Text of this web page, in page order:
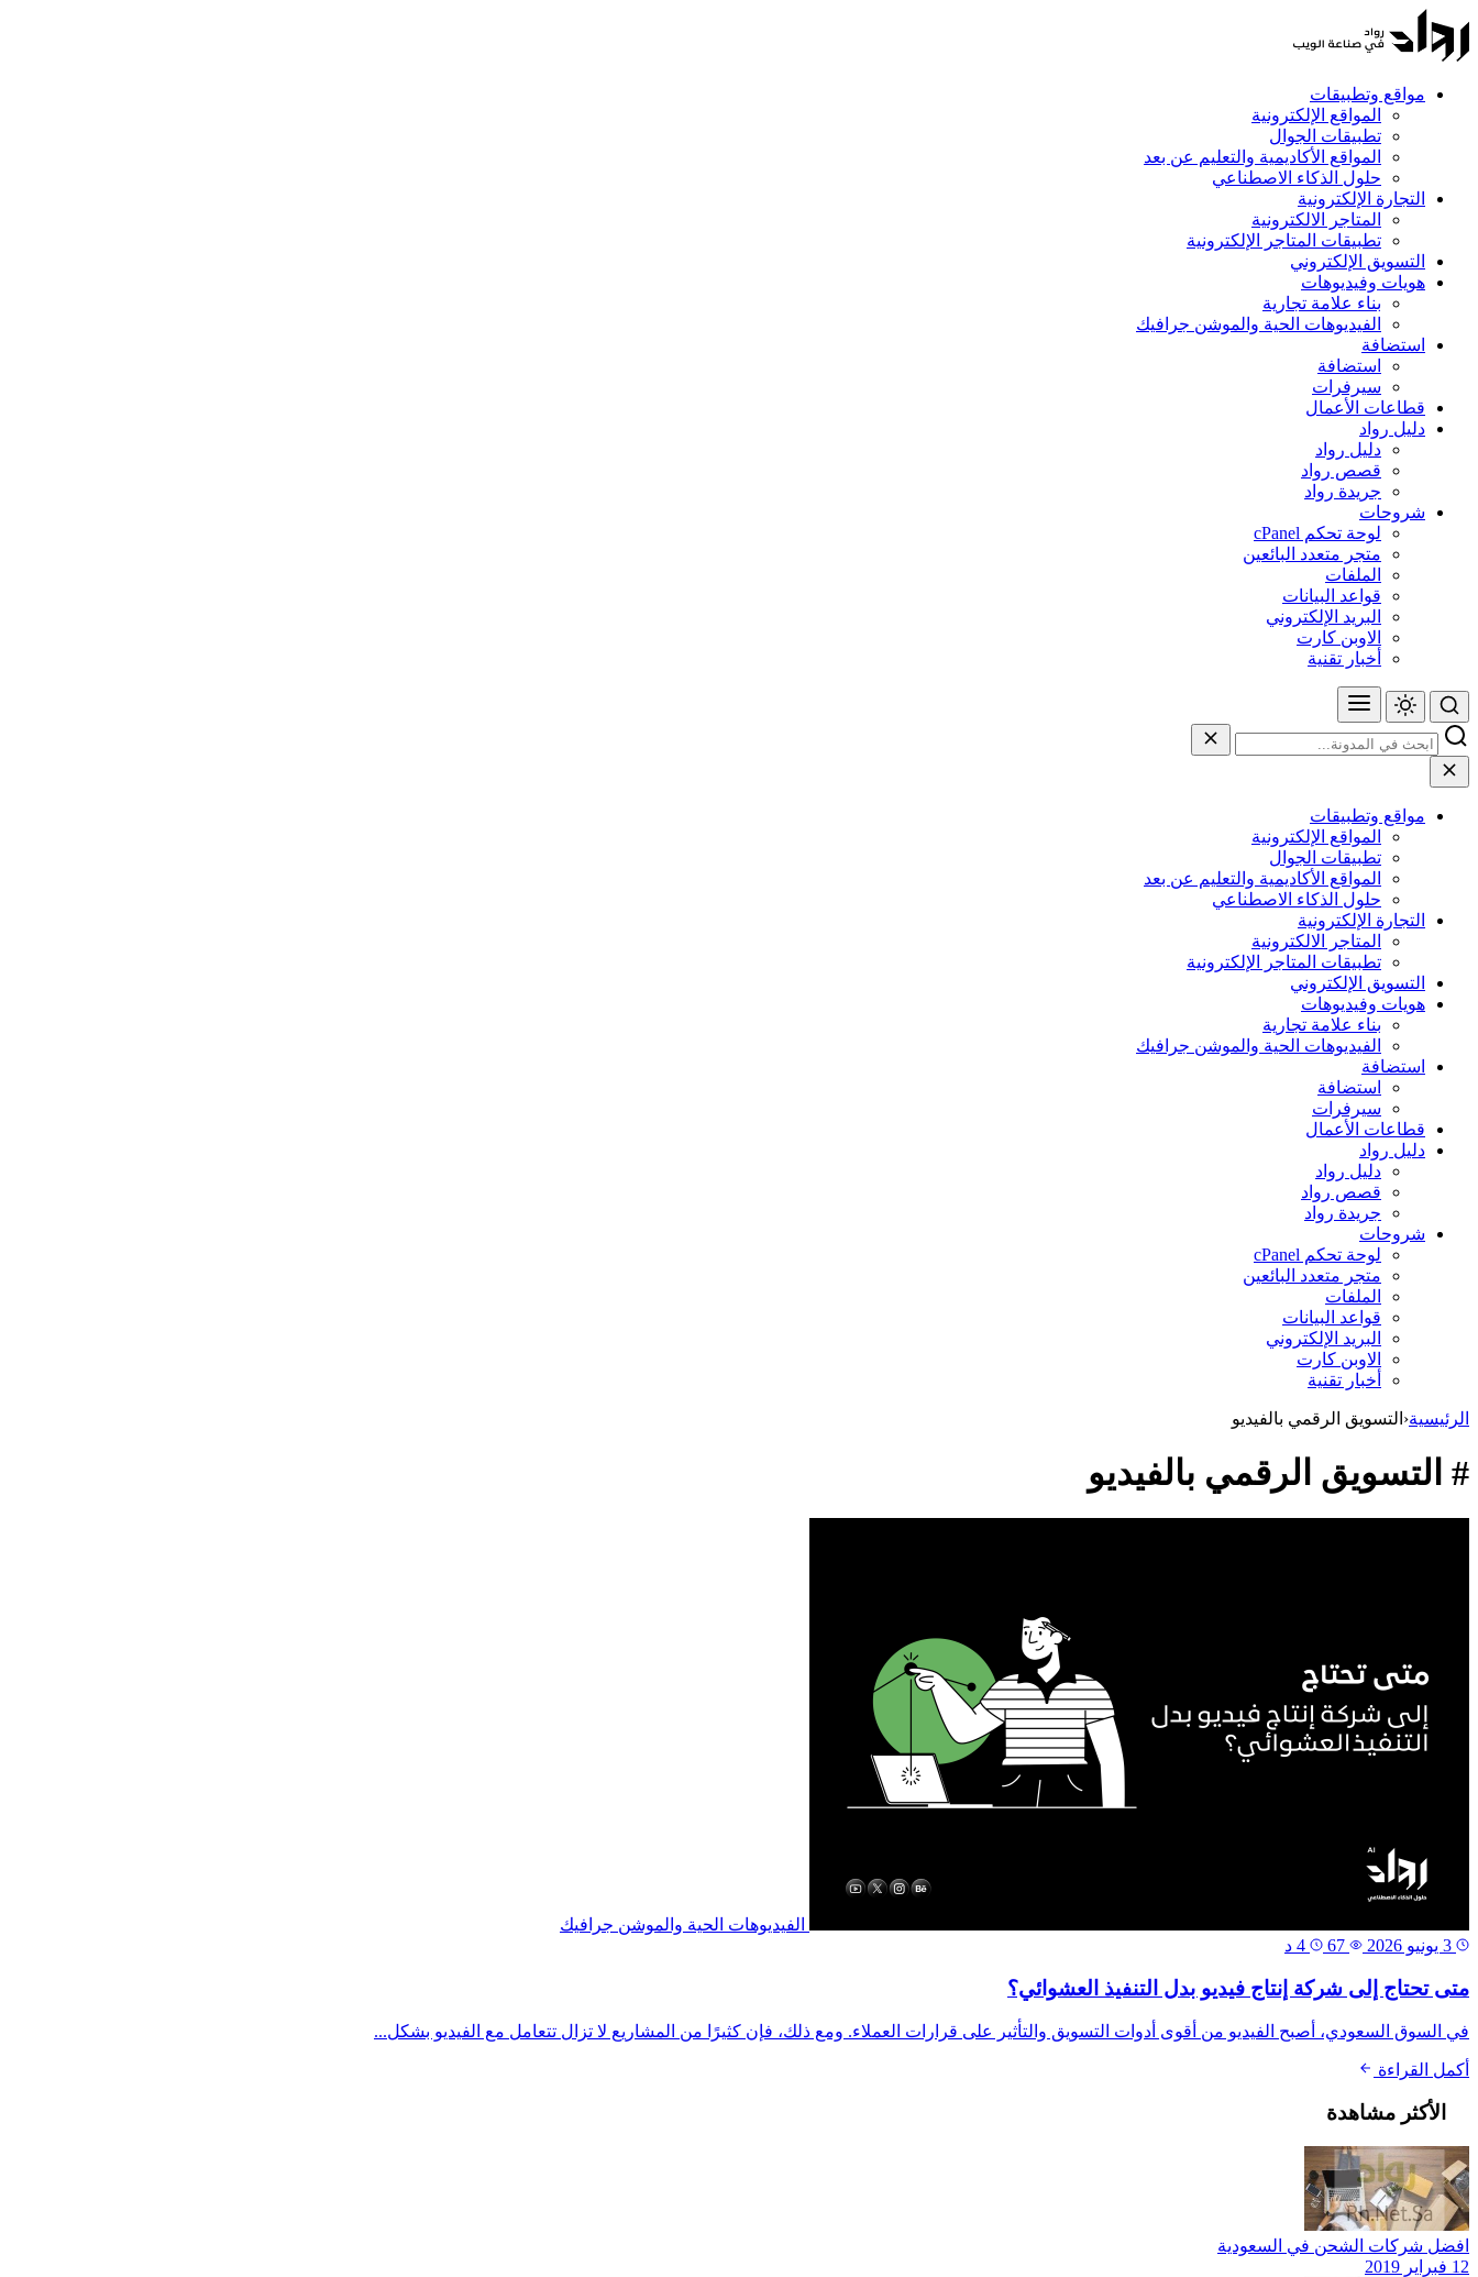
مواقع وتطبيقات
المواقع الإلكترونية
تطبيقات الجوال
المواقع الأكاديمية والتعليم عن بعد
حلول الذكاء الاصطناعي
التجارة الإلكترونية
المتاجر الالكترونية
تطبيقات المتاجر الإلكترونية
التسويق الإلكتروني
هويات وفيديوهات
بناء علامة تجارية
الفيديوهات الحية والموشن جرافيك
استضافة
استضافة
سيرفرات
قطاعات الأعمال
دليل رواد
دليل رواد
قصص رواد
جريدة رواد
شروحات
لوحة تحكم cPanel
متجر متعدد البائعين
الملفات
قواعد البيانات
البريد الإلكتروني
الاوبن كارت
أخبار تقنية
مواقع وتطبيقات
المواقع الإلكترونية
تطبيقات الجوال
المواقع الأكاديمية والتعليم عن بعد
حلول الذكاء الاصطناعي
التجارة الإلكترونية
المتاجر الالكترونية
تطبيقات المتاجر الإلكترونية
التسويق الإلكتروني
هويات وفيديوهات
بناء علامة تجارية
الفيديوهات الحية والموشن جرافيك
استضافة
استضافة
سيرفرات
قطاعات الأعمال
دليل رواد
دليل رواد
قصص رواد
جريدة رواد
شروحات
لوحة تحكم cPanel
متجر متعدد البائعين
الملفات
قواعد البيانات
البريد الإلكتروني
الاوبن كارت
أخبار تقنية
الرئيسية‹ التسويق الرقمي بالفيديو
# التسويق الرقمي بالفيديو
الفيديوهات الحية والموشن جرافيك
متى تحتاج إلى شركة إنتاج فيديو بدل التنفيذ العشوائي؟
في السوق السعودي، أصبح الفيديو من أقوى أدوات التسويق والتأثير على قرارات العملاء. ومع ذلك، فإن كثيرًا من المشاريع لا تزال تتعامل مع الفيديو بشكل...
أكمل القراءة
الأكثر مشاهدة
افضل شركات الشحن في السعودية
12 فبراير 2019